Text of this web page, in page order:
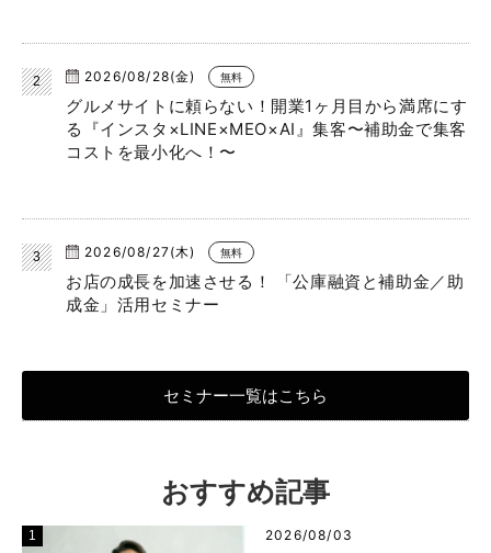
2026/08/28(金) 無料
グルメサイトに頼らない！開業1ヶ月目から満席にす
る『インスタ×LINE×MEO×AI』集客〜補助金で集客
コストを最小化へ！〜
2026/08/27(木) 無料
お店の成長を加速させる！ 「公庫融資と補助金／助
成金」活用セミナー
セミナー一覧はこちら
おすすめ記事
2026/08/03